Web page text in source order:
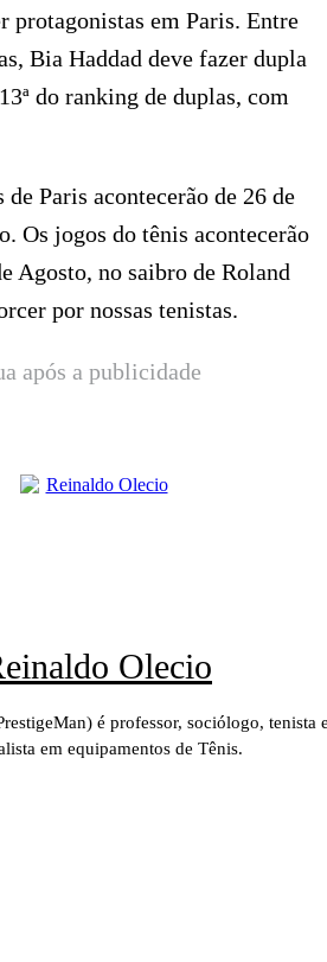
protagonistas em Paris. Entre
Bia Haddad deve fazer dupla
do ranking de duplas, com
Paris acontecerão de 26 de
Os jogos do tênis acontecerão
Agosto, no saibro de Roland
por nossas tenistas.
após a publicidade
Olecio
é professor, sociólogo, tenista
em equipamentos de Tênis.